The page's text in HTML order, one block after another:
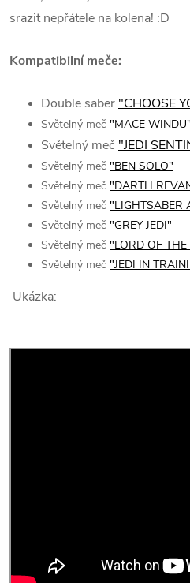
srazit nepřátele na kolena! :D
Kompatibilní meče:
Double saber "CHOOSE
Světelný meč "MACE WINDU"
Světelný meč "JEDI
Světelný meč "BEN SOLO"
Světelný meč "DARTH
Světelný meč "LIGHTSABER
Světelný meč "GREY JEDI"
Světelný meč "LORD OF
Světelný meč "JEDI IN
Ukázka: